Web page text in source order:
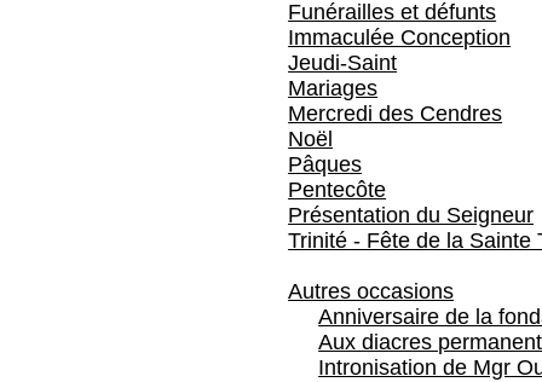
Funérailles et défunts
Immaculée Conception
Jeudi-Saint
Mariages
Mercredi des Cendres
Noël
Pâques
Pentecôte
Présentation du Seigneur
Trinité - Fête de la Sainte
Autres occasions
Anniversaire de la
Aux diacres
Intronisation de Mgr